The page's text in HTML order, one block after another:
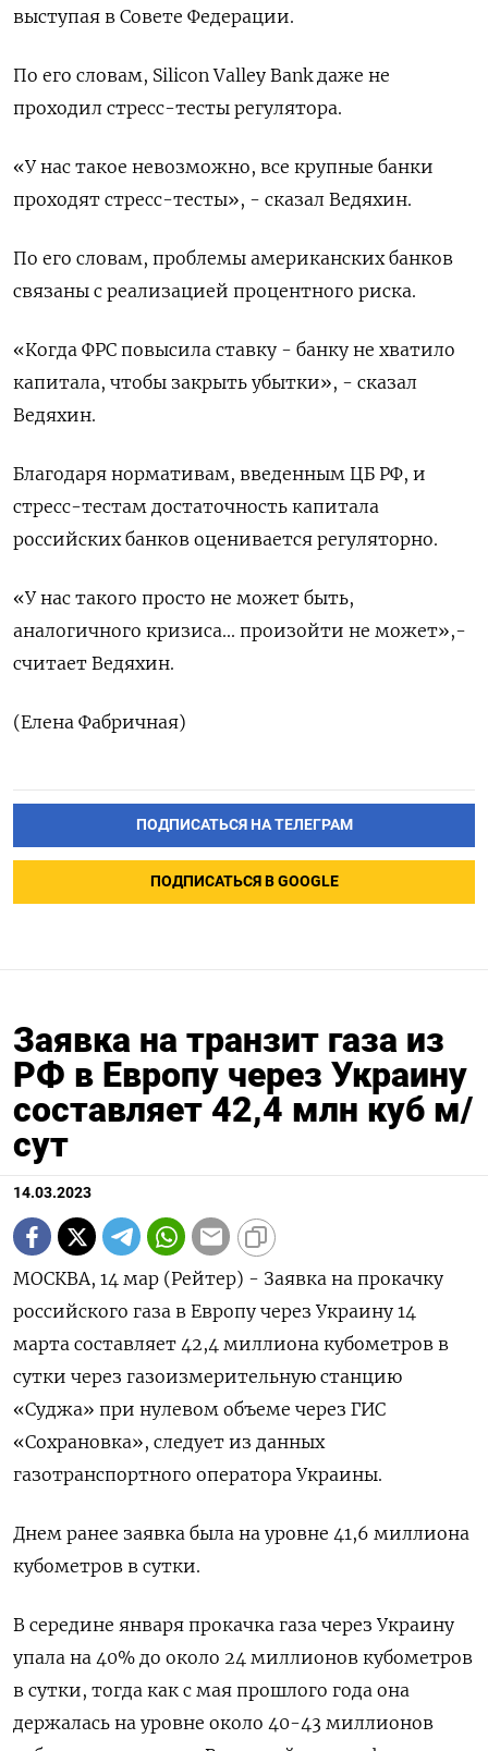
выступая в Совете Федерации.
По его словам, Silicon Valley Bank даже не
проходил стресс-тесты регулятора.
«У нас такое невозможно, все крупные банки
проходят стресс-тесты», - сказал Ведяхин.
По его словам, проблемы американских банков
связаны с реализацией процентного риска.
«Когда ФРС повысила ставку - банку не хватило
капитала, чтобы закрыть убытки», - сказал
Ведяхин.
Благодаря нормативам, введенным ЦБ РФ, и
стресс-тестам достаточность капитала
российских банков оценивается регуляторно.
«У нас такого просто не может быть,
аналогичного кризиса... произойти не может»,-
считает Ведяхин.
(Елена Фабричная)
ПОДПИСАТЬСЯ НА ТЕЛЕГРАМ
ПОДПИСАТЬСЯ В GOOGLE
Заявка на транзит газа из
РФ в Европу через Украину
составляет 42,4 млн куб м/
сут
14.03.2023
МОСКВА, 14 мар (Рейтер) - Заявка на прокачку
российского газа в Европу через Украину 14
марта составляет 42,4 миллиона кубометров в
сутки через газоизмерительную станцию
«Суджа» при нулевом объеме через ГИС
«Сохрановка», следует из данных
газотранспортного оператора Украины.
Днем ранее заявка была на уровне 41,6 миллиона
кубометров в сутки.
В середине января прокачка газа через Украину
упала на 40% до около 24 миллионов кубометров
в сутки, тогда как с мая прошлого года она
держалась на уровне около 40-43 миллионов